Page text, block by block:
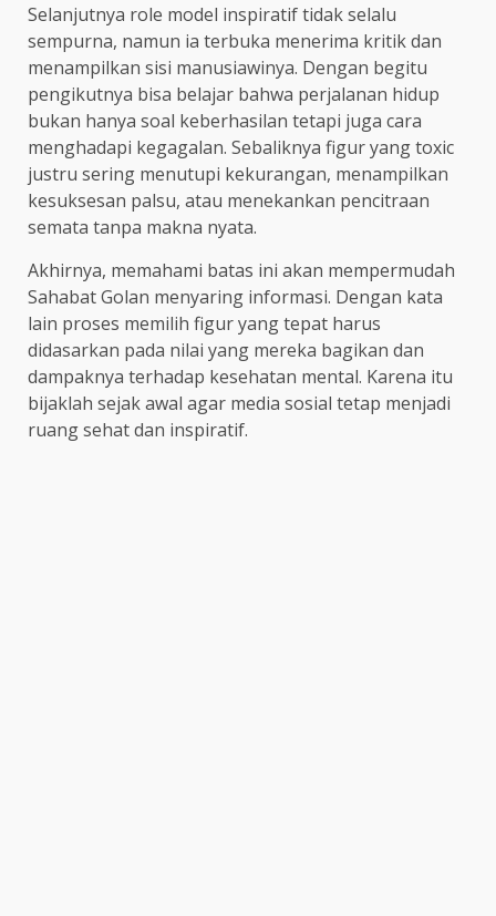
Selanjutnya role model inspiratif tidak selalu
sempurna, namun ia terbuka menerima kritik dan
menampilkan sisi manusiawinya. Dengan begitu
pengikutnya bisa belajar bahwa perjalanan hidup
bukan hanya soal keberhasilan tetapi juga cara
menghadapi kegagalan. Sebaliknya figur yang toxic
justru sering menutupi kekurangan, menampilkan
kesuksesan palsu, atau menekankan pencitraan
semata tanpa makna nyata.
Akhirnya, memahami batas ini akan mempermudah
Sahabat Golan menyaring informasi. Dengan kata
lain proses memilih figur yang tepat harus
didasarkan pada nilai yang mereka bagikan dan
dampaknya terhadap kesehatan mental. Karena itu
bijaklah sejak awal agar media sosial tetap menjadi
ruang sehat dan inspiratif.